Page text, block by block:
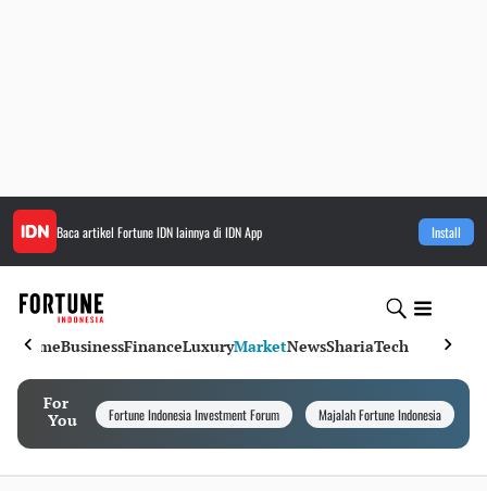
Baca artikel Fortune IDNlainnya di IDN App Install
HomeBusinessFinanceLuxuryMarketNewsShariaTech
For
You
Fortune Indonesia Investment Forum Majalah Fortune Indonesia